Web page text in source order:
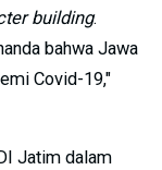
building.
bahwa Jawa
Covid-19,"
Jatim dalam